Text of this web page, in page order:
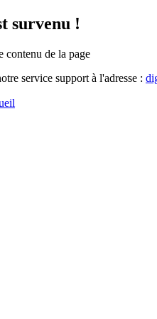
survenu !
contenu de la page
service support à l'adresse :